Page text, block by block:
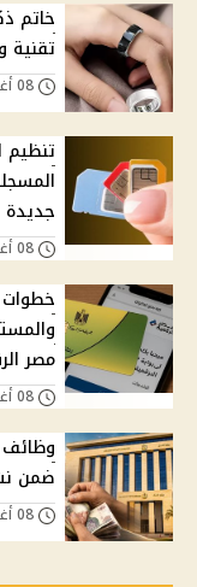
خاتم
تقنية
تنظيم
جديدة
مصر
ضمن